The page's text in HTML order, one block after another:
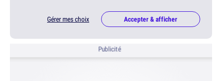
Gérer mes choix Accepter & afficher
Publicité